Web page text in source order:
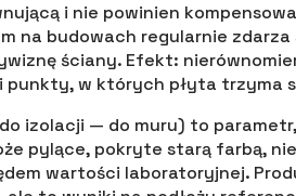
i nie powinien
na budowach regularnie zdarza
ściany. Efekt:
w których płyta trzyma
izolacji — do muru) to
pylące, pokryte starą farbą,
wartości laboratoryjnej.